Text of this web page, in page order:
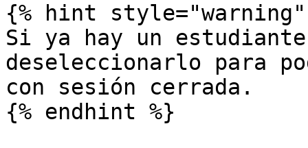
{% hint style="warning"
Si ya hay un
deseleccionarlo para
con sesión cerrada.
{% endhint %}